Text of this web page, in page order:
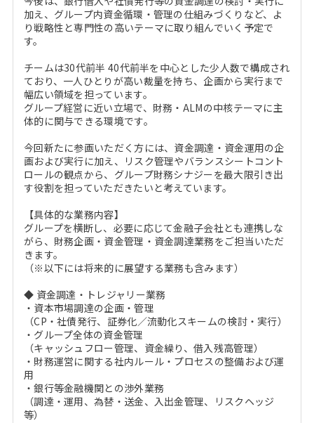
加え、グループ内資金循環・管理の仕組みづくりなど、よ
り戦略性と専門性の高いテーマに取り組んでいく予定で
す。
チームは30代前半 40代前半を中心とした少人数で構成され
ており、一人ひとりが高い裁量を持ち、企画から実行まで
幅広い領域を担っています。
グループ経営に近い立場で、財務・ALMの中核テーマに主
体的に関与できる環境です。
今回新たに参画いただく方には、資金調達・資金運用の企
画および実行に加え、リスク管理やバランスシートコント
ロールの観点から、グループ財務シナジーを最大限引き出
す役割を担っていただきたいと考えています。
【具体的な業務内容】
グループを横断し、必要に応じて金融子会社とも連携しな
がら、財務企画・資金管理・資金調達業務をご担当いただ
きます。
（※以下には将来的に展望する業務も含みます）
◆ 資金調達・トレジャリー業務
・資本市場調達の企画・管理
（CP・社債発行、証券化／流動化スキームの検討・実行）
・グループ全体の資金管理
（キャッシュフロー管理、資金繰り、借入残高管理）
・財務運営に関する社内ルール・プロセスの整備および運
用
・銀行等金融機関との渉外業務
（調達・運用、為替・送金、入出金管理、リスクヘッジ
等）